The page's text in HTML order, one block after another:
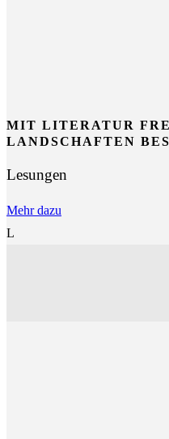
MIT LITERATUR
LANDSCHAFTEN
Lesungen
Mehr dazu
L